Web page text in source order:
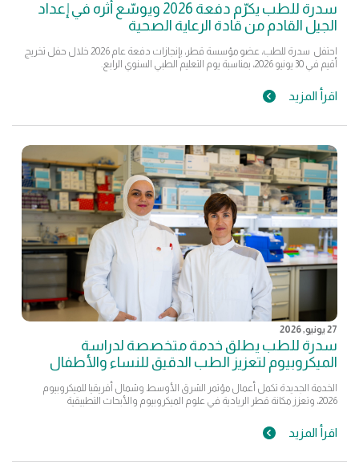
سدرة للطب يكرّم دفعة 2026 ويوسّع أثره في إعداد
الجيل القادم من قادة الرعاية الصحية
احتفل سدرة للطب، عضو مؤسسة قطر، بإنجازات دفعة عام 2026 خلال حفل تخريج
أقيم في 30 يونيو 2026، بمناسبة يوم التعليم الطبي السنوي الرابع.
اقرأ المزيد
27 يونيو, 2026
سدرة للطب يطلق خدمة متخصصة لدراسة
الميكروبيوم لتعزيز الطب الدقيق للنساء والأطفال
الخدمة الجديدة تكمل أعمال مؤتمر الشرق الأوسط وشمال أفريقيا للميكروبيوم
2026، وتعزز مكانة قطر الريادية في علوم الميكروبيوم والأبحاث التطبيقية
اقرأ المزيد